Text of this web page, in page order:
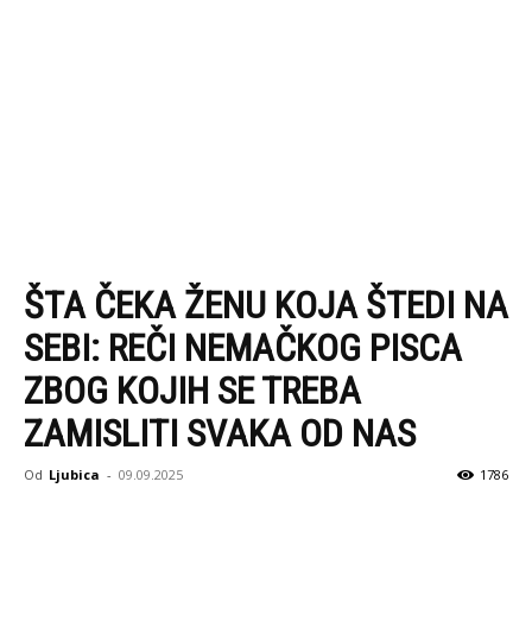
ŠTA ČEKA ŽENU KOJA ŠTEDI NA
SEBI: REČI NEMAČKOG PISCA
ZBOG KOJIH SE TREBA
ZAMISLITI SVAKA OD NAS
Od Ljubica - 09.09.2025 1786